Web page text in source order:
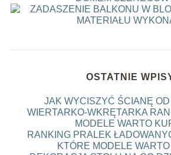
OSTATNIE
JAK WYCISZYĆ ŚCIANĘ
WIERTARKO-WKRĘTARKA
MODELE WARTO
RANKING PRALEK
KTÓRE MODELE